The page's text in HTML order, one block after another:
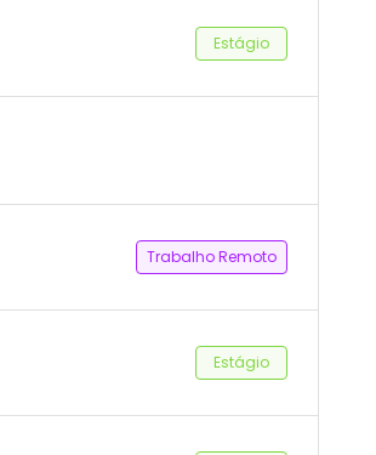
Estágio
Trabalho Remoto
Estágio